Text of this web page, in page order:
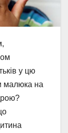
у цю
малюка на